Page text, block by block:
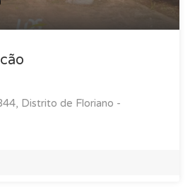
Distrito de Floriano -